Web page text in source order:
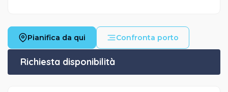
Pianifica da qui Confronta porto
Richiesta disponibilità